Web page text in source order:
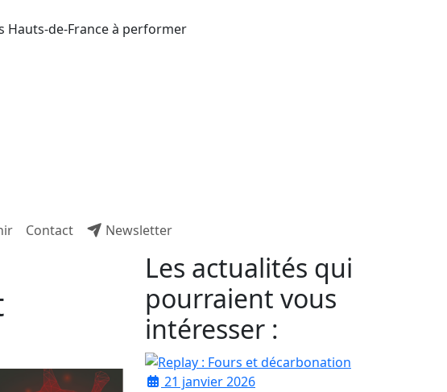
Hauts-de-France à performer
Contact
Newsletter
Les actualités qui
pourraient vous
intéresser :
21 janvier 2026